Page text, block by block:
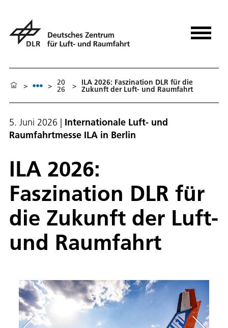
> > 20
26 > ILA 2026: Faszination DLR für die
Zukunft der Luft- und Raumfahrt
5. Juni 2026 | Internationale Luft- und
Raumfahrtmesse ILA in Berlin
ILA 2026:
Faszination DLR für
die Zukunft der Luft-
und Raumfahrt